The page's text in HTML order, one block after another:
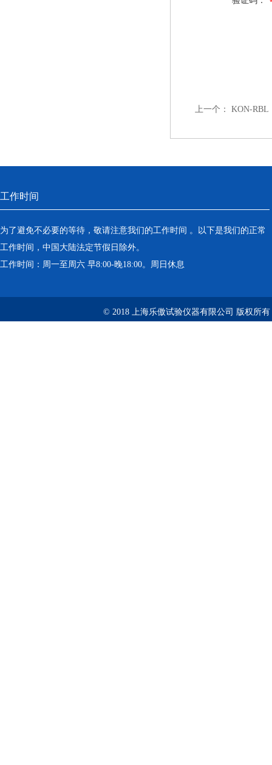
上一个： KON-RBL
工作时间
为了避免不必要的等待，敬请注意我们的工作时间 。以下是我们的正常
工作时间，中国大陆法定节假日除外。
工作时间：周一至周六 早8:00-晚18:00。周日休息
© 2018 上海乐傲试验仪器有限公司 版权所